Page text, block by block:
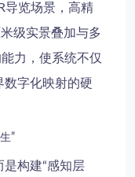
导览场景，高精
级实景叠加与多
力，使系统不仅
字化映射的硬
”
构建“感知层